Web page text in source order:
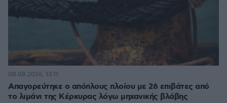
Απαγορεύτηκε ο απόπλους πλοίου με 26 επιβάτες από
το λιμάνι της Κέρκυρας λόγω μηχανικής βλάβης
08.08.2026, 13:11